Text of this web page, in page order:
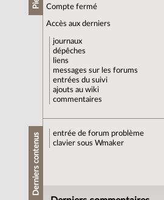
Compte fermé
Accès aux derniers
journaux
dépêches
liens
messages sur les forums
entrées du suivi
ajouts au wiki
commentaires
Derniers contenus entrée de forum problème
clavier sous Wmaker